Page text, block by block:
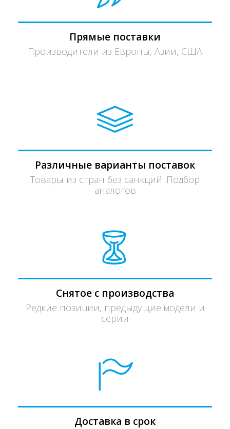
Прямые поставки
Производители из Европы, Азии, США
Различные варианты поставок
Товары из стран без санкций. Подбор
аналогов
Снятое с производства
Редкие позиции, предыдущие модели и
серии
Доставка в срок